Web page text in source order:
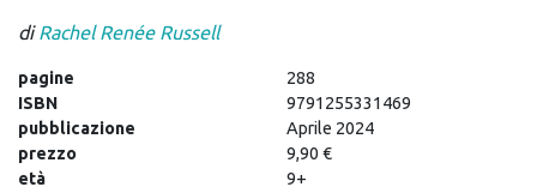
diRachel Renée Russell
pagine
288
ISBN
9791255331469
pubblicazione
Aprile 2024
prezzo
9,90 €
età
9+